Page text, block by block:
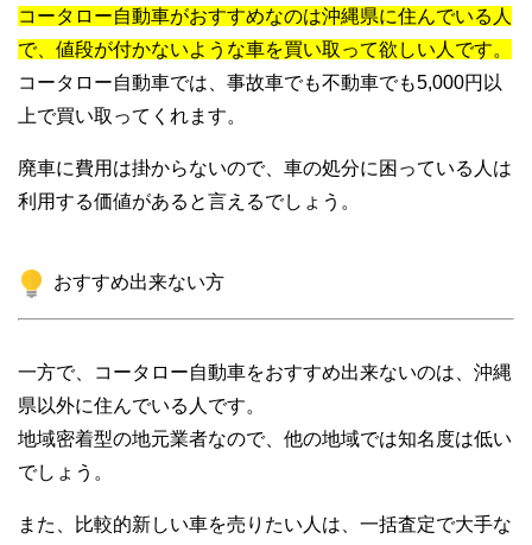
コータロー自動車がおすすめなのは沖縄県に住んでいる人
で、値段が付かないような車を買い取って欲しい人です。
コータロー自動車では、事故車でも不動車でも5,000円以
上で買い取ってくれます。
廃車に費用は掛からないので、車の処分に困っている人は
利用する価値があると言えるでしょう。
おすすめ出来ない方
一方で、コータロー自動車をおすすめ出来ないのは、沖縄
県以外に住んでいる人です。
地域密着型の地元業者なので、他の地域では知名度は低い
でしょう。
また、比較的新しい車を売りたい人は、一括査定で大手な